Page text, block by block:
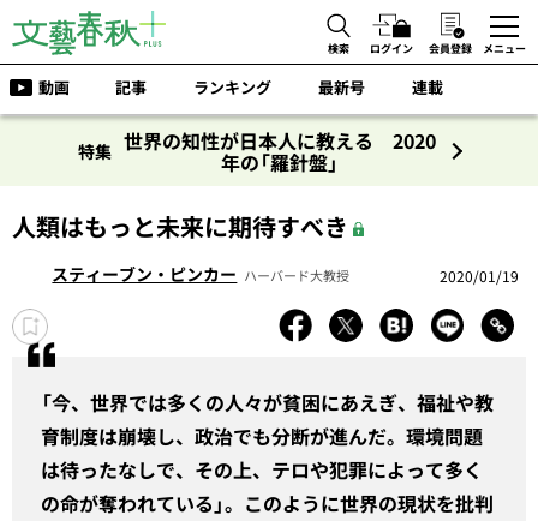
検索 ログイン 会員登録 メニュー
動画 記事 ランキング 最新号 連載
特集 世界の知性が日本人に教える 2020
年の「羅針盤」
人類はもっと未来に期待すべき
スティーブン・ピンカー ハーバード大教授 2020/01/19
「今、世界では多くの人々が貧困にあえぎ、福祉や教
育制度は崩壊し、政治でも分断が進んだ。環境問題
は待ったなしで、その上、テロや犯罪によって多く
の命が奪われている」。このように世界の現状を批判